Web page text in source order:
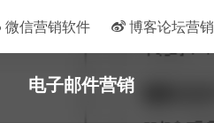
微信营销软件 博客论坛营销
电子邮件营销